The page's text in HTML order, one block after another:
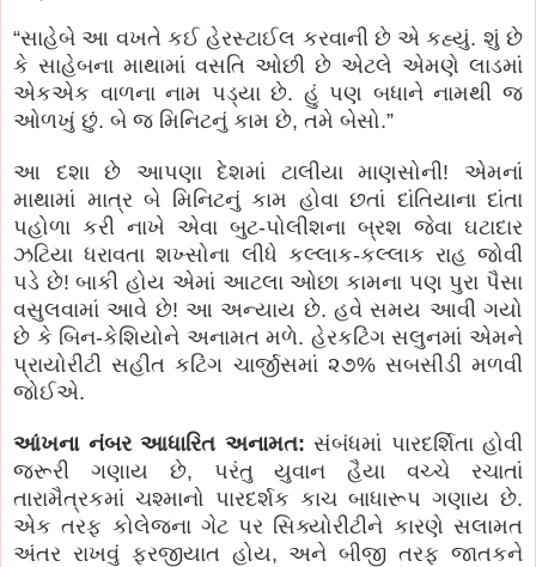
“સાહેબે આ વખતે કઈ હેરસ્ટાઈલ કરવાની છે એ કહ્યું. શું છે
કે સાહેબના માથામાં વસતિ ઓછી છે એટલે એમણે લાડમાં
એકએક વાળના નામ પડ્યા છે. હું પણ બધાને નામથી જ
ઓળખું છું. બે જ મિનિટનું કામ છે, તમે બેસો.”
આ દશા છે આપણા દેશમાં ટાલીયા માણસોની! એમનાં
માથામાં માત્ર બે મિનિટનું કામ હોવા છતાં દાંતિયાના દાંતા
પહોળા કરી નાખે એવા બુટ-પોલીશના બ્રશ જેવા ઘટાદાર
ઝટિયા ધરાવતા શખ્સોના લીધે કલ્લાક-કલ્લાક રાહ જોવી
પડે છે! બાકી હોય એમાં આટલા ઓછા કામના પણ પુરા પૈસા
વસુલવામાં આવે છે! આ અન્યાય છે. હવે સમય આવી ગયો
છે કે બિન-કેશિયોને અનામત મળે. હેરકટિંગ સલુનમાં એમને
પ્રાયોરીટી સહીત કટિંગ ચાર્જીસમાં ૨૭% સબસીડી મળવી
જોઈએ.
આંખના નંબર આધારિત અનામત: સંબંધમાં પારદર્શિતા હોવી
જરૂરી ગણાય છે, પરંતુ યુવાન હૈયા વચ્ચે રચાતાં
તારામૈત્રકમાં ચશ્માનો પારદર્શક કાચ બાધારૂપ ગણાય છે.
એક તરફ કોલેજના ગેટ પર સિક્યોરીટીને કારણે સલામત
અંતર રાખવું ફરજીયાત હોય, અને બીજી તરફ જાતકને